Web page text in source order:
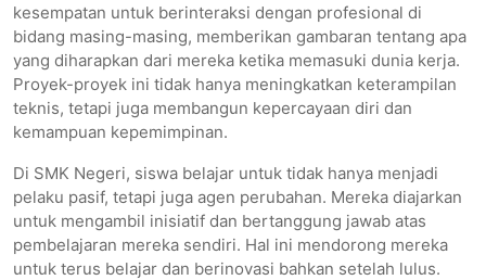
kesempatan untuk berinteraksi dengan profesional di
bidang masing-masing, memberikan gambaran tentang apa
yang diharapkan dari mereka ketika memasuki dunia kerja.
Proyek-proyek ini tidak hanya meningkatkan keterampilan
teknis, tetapi juga membangun kepercayaan diri dan
kemampuan kepemimpinan.
Di SMK Negeri, siswa belajar untuk tidak hanya menjadi
pelaku pasif, tetapi juga agen perubahan. Mereka diajarkan
untuk mengambil inisiatif dan bertanggung jawab atas
pembelajaran mereka sendiri. Hal ini mendorong mereka
untuk terus belajar dan berinovasi bahkan setelah lulus.